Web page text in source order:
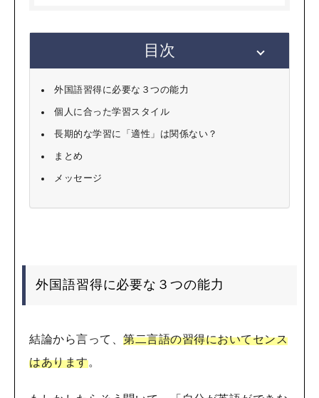
目次
外国語習得に必要な３つの能力
個人に合った学習スタイル
長期的な学習に「適性」は関係ない？
まとめ
メッセージ
外国語習得に必要な３つの能力
結論から言って、 第二言語の習得においてセンス
はあります。